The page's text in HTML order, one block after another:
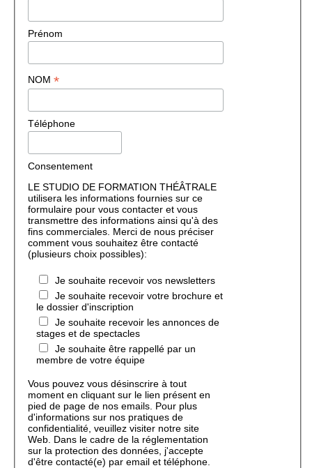
Prénom
NOM *
Téléphone
Consentement
LE STUDIO DE FORMATION THÉÂTRALE
utilisera les informations fournies sur ce
formulaire pour vous contacter et vous
transmettre des informations ainsi qu'à des
fins commerciales. Merci de nous préciser
comment vous souhaitez être contacté
(plusieurs choix possibles):
Je souhaite recevoir vos newsletters
Je souhaite recevoir votre brochure et
le dossier d'inscription
Je souhaite recevoir les annonces de
stages et de spectacles
Je souhaite être rappellé par un
membre de votre équipe
Vous pouvez vous désinscrire à tout
moment en cliquant sur le lien présent en
pied de page de nos emails. Pour plus
d'informations sur nos pratiques de
confidentialité, veuillez visiter notre site
Web. Dans le cadre de la réglementation
sur la protection des données, j'accepte
d'être contacté(e) par email et téléphone.